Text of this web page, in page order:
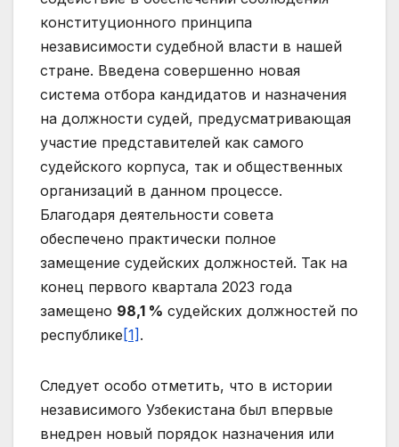
конституционного принципа
независимости судебной власти в нашей
стране. Введена совершенно новая
система отбора кандидатов и назначения
на должности судей, предусматривающая
участие представителей как самого
судейского корпуса, так и общественных
организаций в данном процессе.
Благодаря деятельности совета
обеспечено практически полное
замещение судейских должностей. Так на
конец первого квартала 2023 года
замещено 98,1 % судейских должностей по
республике [1] .
Следует особо отметить, что в истории
независимого Узбекистана был впервые
внедрен новый порядок назначения или